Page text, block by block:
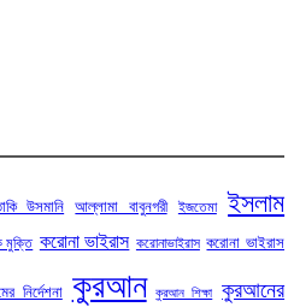
উসমানি আল্লামা বাবুনগরী ইজতেমা ইসলাম
মুক্তি করোনা ভাইরাস করোনাভাইরাস করোনা ভাইরাস
নির্দেশনা কুরআন কুরআন শিক্ষা কুরআনের